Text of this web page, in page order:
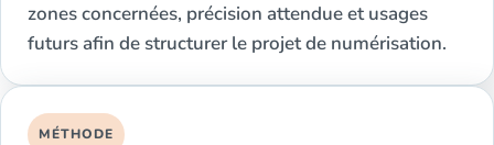
zones concernées, précision attendue et usages
futurs afin de structurer le projet de numérisation.
MÉTHODE